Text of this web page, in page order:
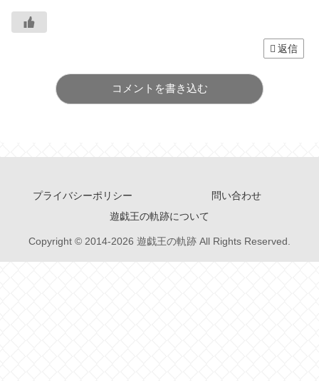
返信
コメントを書き込む
プライバシーポリシー
問い合わせ
遊戯王の軌跡について
Copyright © 2014-2026 遊戯王の軌跡 All Rights Reserved.